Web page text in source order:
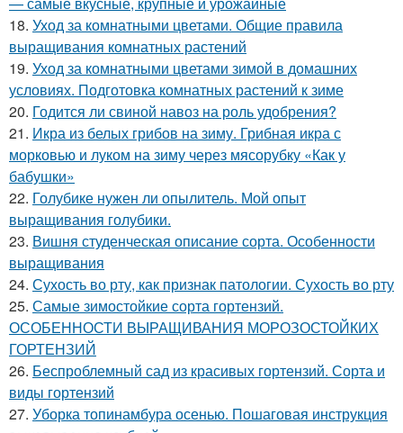
18. Уход за комнатными цветами. Общие правила
выращивания комнатных растений
19. Уход за комнатными цветами зимой в домашних
условиях. Подготовка комнатных растений к зиме
20. Годится ли свиной навоз на роль удобрения?
21. Икра из белых грибов на зиму. Грибная икра с
морковью и луком на зиму через мясорубку «Как у
бабушки»
22. Голубике нужен ли опылитель. Мой опыт
выращивания голубики.
23. Вишня студенческая описание сорта. Особенности
выращивания
24. Сухость во рту, как признак патологии. Сухость во рту
25. Самые зимостойкие сорта гортензий.
ОСОБЕННОСТИ ВЫРАЩИВАНИЯ МОРОЗОСТОЙКИХ
ГОРТЕНЗИЙ
26. Беспроблемный сад из красивых гортензий. Сорта и
виды гортензий
27. Уборка топинамбура осенью. Пошаговая инструкция